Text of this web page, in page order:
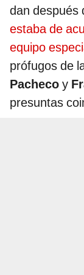
dan después
estaba de
equipo
prófugos de
Pacheco y
presuntas